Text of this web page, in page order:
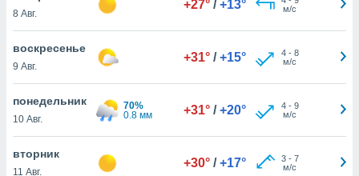
действия
рекламу
нашей
8 Авг.
+27° / +13°
м/с
воскресенье
9 Авг.
+31° / +15° 4- 8
м/с
понедельник
10 Авг.
70%
0.8 мм
+31° / +20° 4- 9
м/с
вторник
11 Авг.
+30° / +17° 3- 7
м/с